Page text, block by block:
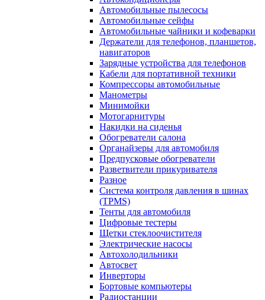
Автомобильные пылесосы
Автомобильные сейфы
Автомобильные чайники и кофеварки
Держатели для телефонов, планшетов,
навигаторов
Зарядные устройства для телефонов
Кабели для портативной техники
Компрессоры автомобильные
Манометры
Минимойки
Мотогарнитуры
Накидки на сиденья
Обогреватели салона
Органайзеры для автомобиля
Предпусковые обогреватели
Разветвители прикуривателя
Разное
Система контроля давления в шинах
(TPMS)
Тенты для автомобиля
Цифровые тестеры
Щетки стеклоочистителя
Электрические насосы
Автохолодильники
Автосвет
Инверторы
Бортовые компьютеры
Радиостанции